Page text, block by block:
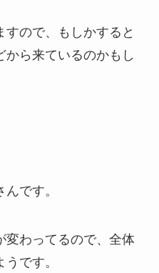
ので、もしかすると
から来ているのかもし
です。
変わってるので、全体
です。